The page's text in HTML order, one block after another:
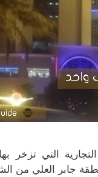
التي
جابر العلي من